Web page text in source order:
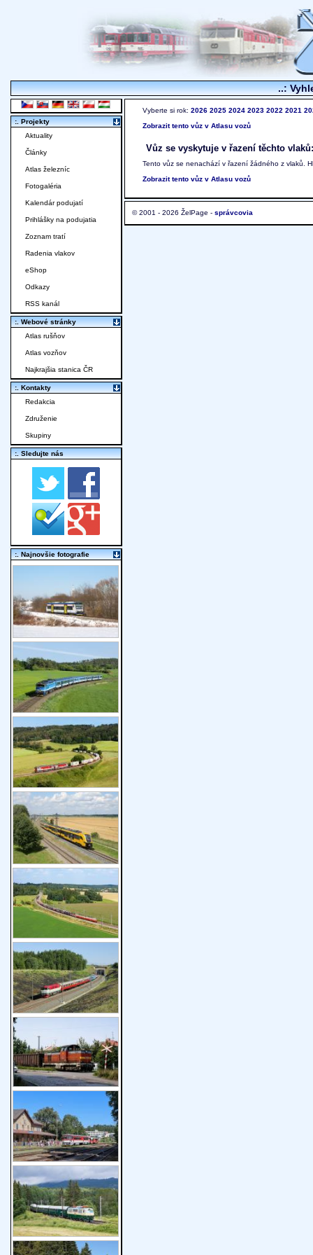
..:
Vyberte si rok: 2026 2025 2024 2023 2022 2021
Zobrazit tento vůz v Atlasu vozů
Vůz se vyskytuje v řazení těchto vlaků:
Tento vůz se nenachází v řazení žádného z vlaků.
Zobrazit tento vůz v Atlasu vozů
© 2001 - 2026 ŽelPage - správcovia
:. Projekty
Aktuality
Články
Atlas železníc
Fotogaléria
Kalendár podujatí
Prihlášky na podujatia
Zoznam tratí
Radenia vlakov
eShop
Odkazy
RSS kanál
:. Webové stránky
Atlas rušňov
Atlas vozňov
Najkrajšia stanica ČR
:. Kontakty
Redakcia
Združenie
Skupiny
:. Sledujte nás
:. Najnovšie fotografie